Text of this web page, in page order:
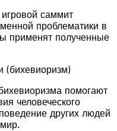
саммит
проблематики в
применят полученные
(бихевиоризм)
помогают
человеческого
других людей